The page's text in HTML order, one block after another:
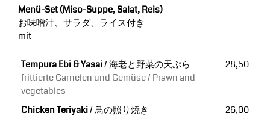
Menü-Set (Miso-Suppe, Salat, Reis)
お味噌汁、サラダ、ライス付き
mit
Tempura Ebi & Yasai/ 海老と野菜の天ぷら
frittierte Garnelen und Gemüse / Prawn and
vegetables
28,50
Chicken Teriyaki/ 鳥の照り焼き
26,00